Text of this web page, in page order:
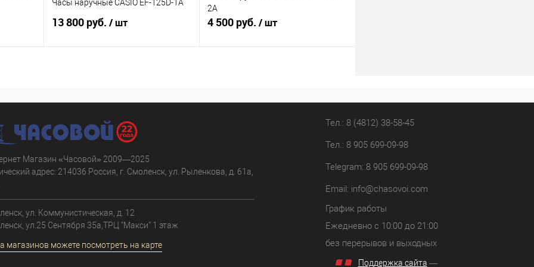
Часы наручные CASIO EF-125D-1A
13 800 руб. / шт
Купить в 1 клик
К сравнению
В избранное
2A
4 500 руб. / шт
Купить в 1 клик
К сравнению
В наличии
Магазин «Часовой» 2009—2025
адрес: 214036 Россия, г. Смоленск, ул. Рыленкова, д. 61а,
ул. Коммунистическая, д. 12
ул.25 Сентября 35а,ТРЦ "Макси" 1 этаж
магазинов можете посмотреть на карте
Тел.: 8 (4812) 38-58-45
Тел.: 8 905 699-09-98
Telegram: 8 905 699-09-98
Email: info@chasovoi.com
График работы
Ежедневно с 10:00 до 21:00
без перерывов и выходных
Поддержка сайта —